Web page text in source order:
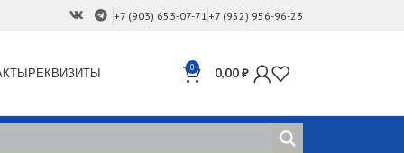
+7 (903) 653-07-71 +7 (952) 956-96-23
РЕКВИЗИТЫ 0 0,00₽